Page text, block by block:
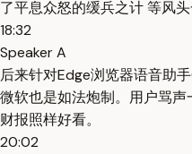
了平息众怒的缓兵之计 等风
18:32
Speaker A
后来针对Edge浏览器语音助
微软也是如法炮制。用户骂声
财报照样好看。
20:02